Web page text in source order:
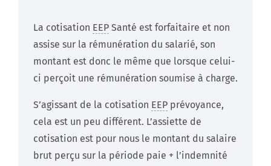
La cotisation EEP Santé est forfaitaire et non
assise sur la rémunération du salarié, son
montant est donc le même que lorsque celui-
ci perçoit une rémunération soumise à charge.
S’agissant de la cotisation EEP prévoyance,
cela est un peu différent. L’assiette de
cotisation est pour nous le montant du salaire
brut perçu sur la période paie + l’indemnité